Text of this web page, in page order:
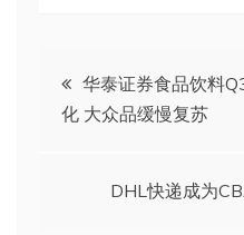
文
章
华泰证券食品饮料
化 大众品缓慢复苏
DHL快递成为